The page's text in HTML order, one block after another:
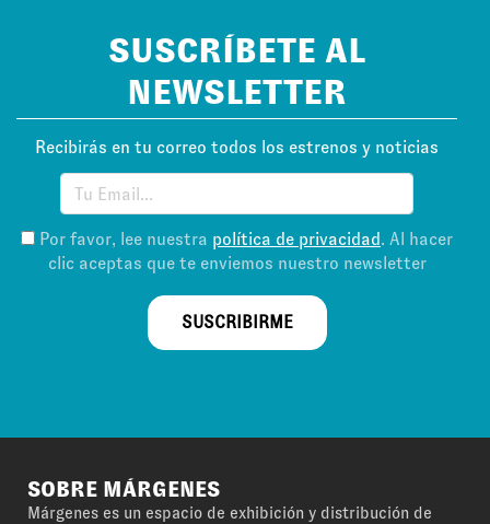
SUSCRÍBETE AL
NEWSLETTER
Recibirás en tu correo todos los estrenos y noticias
Por favor, lee nuestra política de privacidad. Al hacer
clic aceptas que te enviemos nuestro newsletter
SUSCRIBIRME
SOBRE MÁRGENES
Márgenes es un espacio de exhibición y distribución de